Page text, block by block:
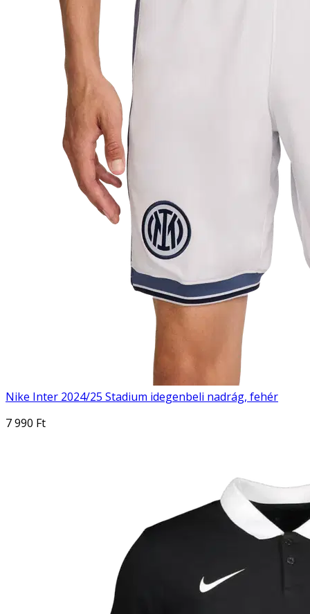
Nike Inter 2024/25 Stadium idegenbeli nadrág, fehér
7 990 Ft